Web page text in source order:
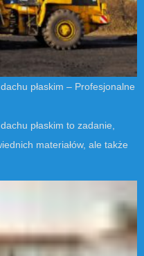
płaskim – Profesjonalne
płaskim to zadanie,
materiałów, ale także